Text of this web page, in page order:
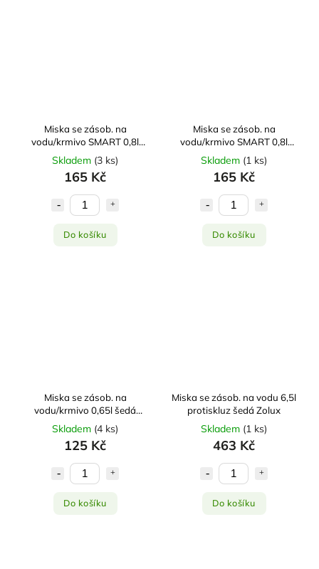
Miska se zásob. na
vodu/krmivo SMART 0,8l
zelená Zolux
Skladem (3 ks)
165 Kč
Do košíku
Miska se zásob. na
vodu/krmivo SMART 0,8l
béžová Zolux
Skladem (1 ks)
165 Kč
Do košíku
Miska se zásob. na
vodu/krmivo 0,65l šedá
Zolux
Skladem (4 ks)
125 Kč
Do košíku
Miska se zásob. na vodu 6,5l
protiskluz šedá Zolux
Skladem (1 ks)
463 Kč
Do košíku